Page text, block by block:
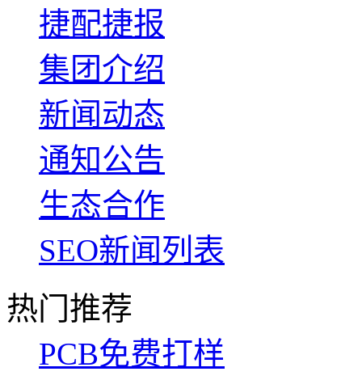
捷配捷报
集团介绍
新闻动态
通知公告
生态合作
SEO新闻列表
热门推荐
PCB免费打样